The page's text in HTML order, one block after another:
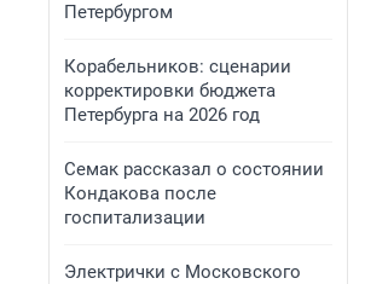
Петербургом
Корабельников: сценарии
корректировки бюджета
Петербурга на 2026 год
Семак рассказал о состоянии
Кондакова после
госпитализации
Электрички с Московского